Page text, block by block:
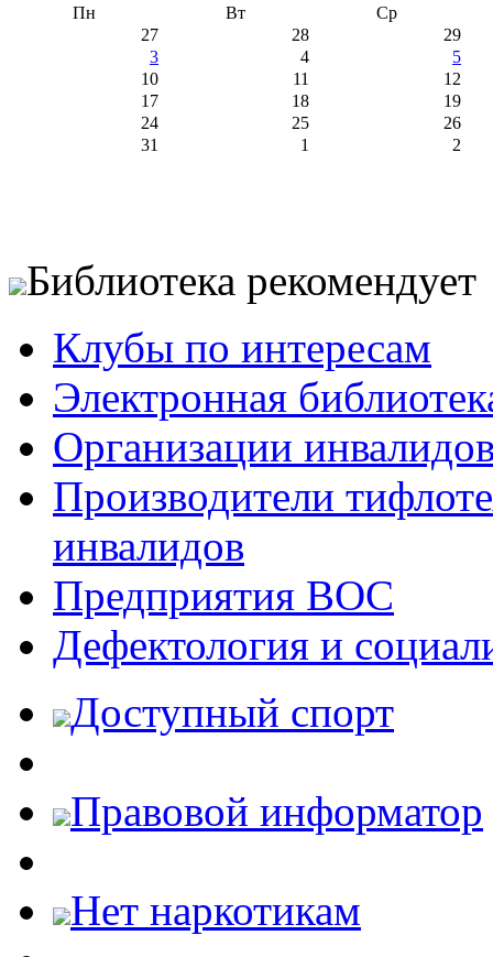
Пн Вт
Ср
27
28
29
3
4
5
10
11
12
17
18
19
24
25
26
31
1 2
Библиотека рекомендует
Клубы по интересам
Электронная
Организации
Производители
инвалидов
Предприятия ВОС
Дефектология и
Доступный спорт
Правовой информатор
Нет наркотикам